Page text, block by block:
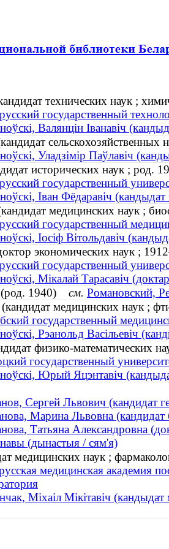
технических наук ;
государственный
Валянцін Іванавіч
сельскохозяйственных
Уладзімір Паўлавіч
исторических наук ; род.
государственный
Іван Фёдаравіч
медицинских наук ;
государственный
Іосіф Вітольдавіч
экономических наук ;
государственный
Мікалай Тарасавіч
(род. 1940) см. Романовский,
медицинских наук ;
государственный
Рэанольд Васільевіч
физико-математических
государственный
Юрый Яцэнтавіч
Сергей Львович (кандидат
Марина Львовна (кандидат
Татьяна Александровна
(дынастыя / сям'я)
медицинских наук ;
медицинская академия
Міхаіл Мікітавіч